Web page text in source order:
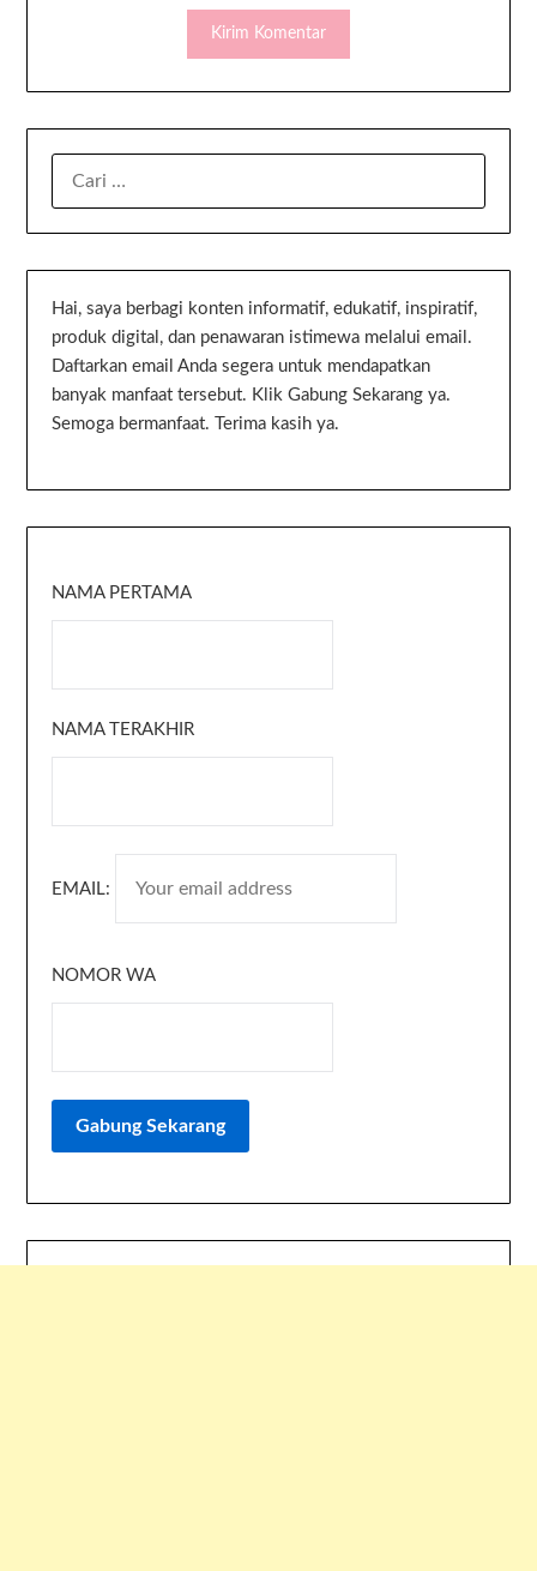
Hai, saya berbagi konten informatif, edukatif, inspiratif,
produk digital, dan penawaran istimewa melalui email.
Daftarkan email Anda segera untuk mendapatkan
banyak manfaat tersebut. Klik Gabung Sekarang ya.
Semoga bermanfaat. Terima kasih ya.
NAMA PERTAMA
NAMA TERAKHIR
EMAIL:
NOMOR WA